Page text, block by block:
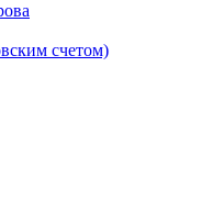
счетом)